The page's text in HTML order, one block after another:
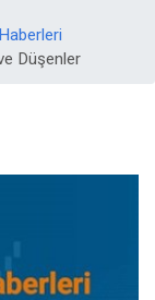
Düşenler